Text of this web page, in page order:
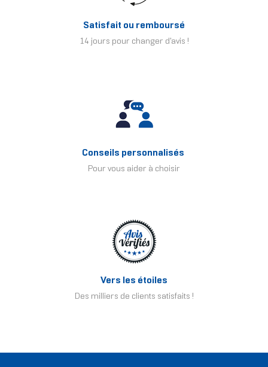
Satisfait ou remboursé
14 jours pour changer d'avis !
Conseils personnalisés
Pour vous aider à choisir
Vers les étoiles
Des milliers de clients satisfaits !